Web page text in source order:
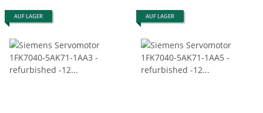
AUF LAGER AUF LAGER